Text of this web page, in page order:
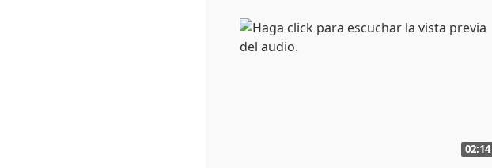
02:14